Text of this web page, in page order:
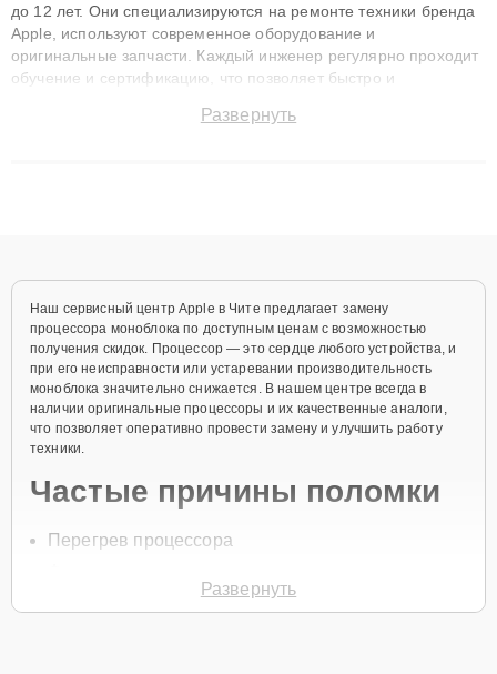
до 12 лет. Они специализируются на ремонте техники бренда
Apple, используют современное оборудование и
оригинальные запчасти. Каждый инженер регулярно проходит
обучение и сертификацию, что позволяет быстро и
сохранением гарантии до 3 лет. Наши мастера решают
Развернуть
Наш сервисный центр Apple в Чите предлагает замену
процессора моноблока по доступным ценам с возможностью
получения скидок. Процессор — это сердце любого устройства, и
при его неисправности или устаревании производительность
моноблока значительно снижается. В нашем центре всегда в
наличии оригинальные процессоры и их качественные аналоги,
что позволяет оперативно провести замену и улучшить работу
техники.
Частые причины поломки
Перегрев процессора
Сбои в работе системы охлаждения
Развернуть